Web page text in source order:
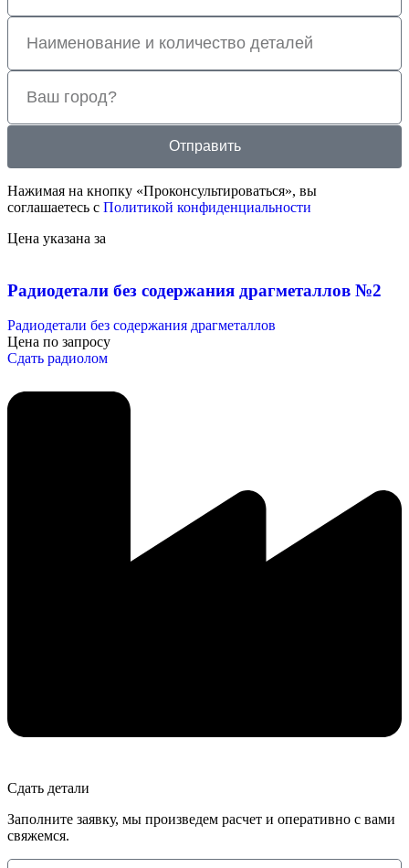
Отправить
Нажимая на кнопку «Проконсультироваться», вы
соглашаетесь с Политикой конфиденциальности
Цена указана за
Радиодетали без содержания драгметаллов №2
Радиодетали без содержания драгметаллов
Цена по запросу
Сдать радиолом
Сдать детали
Заполните заявку, мы произведем расчет и оперативно с вами
свяжемся.